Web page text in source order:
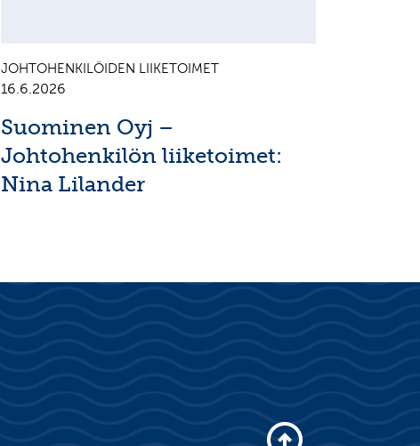
JOHTOHENKILÖIDEN LIIKETOIMET
16.6.2026
Suominen Oyj –
Johtohenkilön liiketoimet:
Nina Lilander